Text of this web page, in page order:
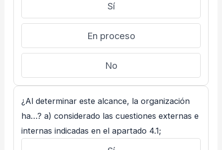
Sí
En proceso
No
¿Al determinar este alcance, la organización
ha…? a) considerado las cuestiones externas e
internas indicadas en el apartado 4.1;